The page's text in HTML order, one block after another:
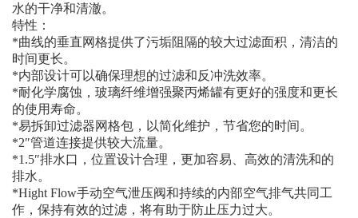
水的干净和清澈。
特性：
*曲线的垂直网格提供了污垢阻隔的较大过滤面积，清洁的
时间更长。
*内部设计可以确保理想的过滤和反冲洗效率。
*耐化学腐蚀，玻璃纤维增强聚丙烯罐有更好的强度和更长
的使用寿命。
*易拆卸过滤器网格包，以简化维护，节省您的时间。
*2″管道连接提供较大流量。
*1.5″排水口，位置设计合理，更加容易、高效的清洗和的
排水。
*Hight Flow手动空气泄压阀和持续的内部空气排气共同工
作，保持有效的过滤，将有助于防止压力过大。